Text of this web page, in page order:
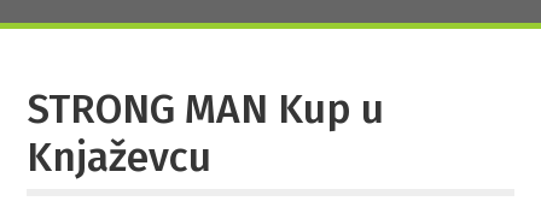
STRONG MAN Kup u
Knjaževcu